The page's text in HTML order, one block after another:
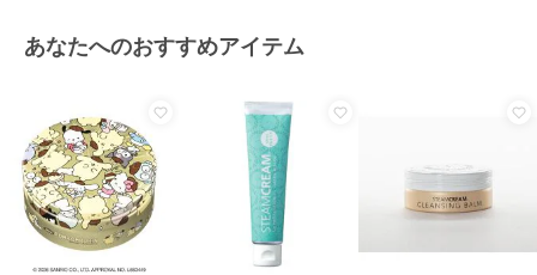
あなたへのおすすめアイテム